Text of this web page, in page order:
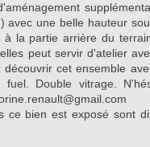
avec une belle hauteur
la partie arrière du
peut servir d'atelier
cet ensemble
Double vitrage.
ce bien est exposé sont